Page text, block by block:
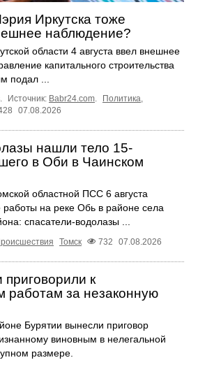
Иркутска тоже
наблюдение?
области 4 августа ввел внешнее
капитального строительства
подал ...
Источник: Babr24.com Политика
07.08.2026
нашли тело 15-
в Оби в Чаинском
областной ПСС 6 августа
работы на реке Обь в районе села
спасатели-водолазы ...
Томск 732 07.08.2026
к
работам за незаконную
Бурятии вынесли приговор
виновным в нелегальной
размере.